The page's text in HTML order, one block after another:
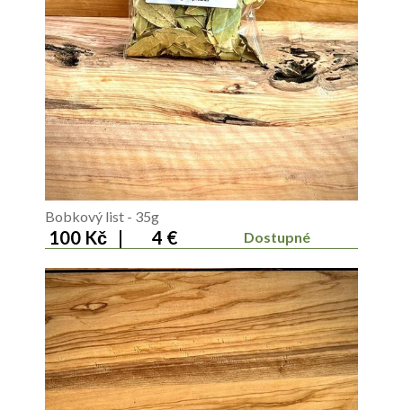
Bobkový list - 35g
100 Kč | 4 € Dostupné